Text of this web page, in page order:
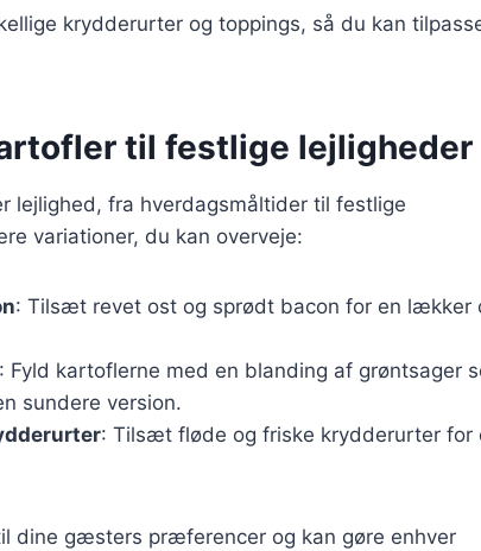
krydderurter og toppings, så du kan
til festlige lejligheder
lejlighed, fra hverdagsmåltider til festlige
variationer, du kan overveje:
: Tilsæt revet ost og sprødt bacon for en lækker
: Fyld kartoflerne med en blanding af grøntsager
sundere version.
: Tilsæt fløde og friske krydderurter for
dine gæsters præferencer og kan gøre enhver